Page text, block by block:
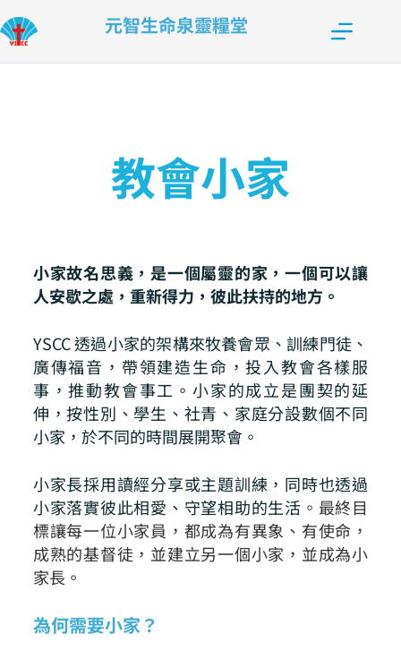
元智生命泉靈糧堂
教會小家
小家故名思義，是一個屬靈的家，一個可以讓
人安歇之處，重新得力，彼此扶持的地方。
YSCC 透過小家的架構來牧養會眾、訓練門徒、
廣傳福音，帶領建造生命，投入教會各樣服
事，推動教會事工。小家的成立是團契的延
伸，按性別、學生、社青、家庭分設數個不同
小家，於不同的時間展開聚會。
小家長採用讀經分享或主題訓練，同時也透過
小家落實彼此相愛、守望相助的生活 。最終目
標讓每一位小家員，都成為有異象、有使命，
成熟的基督徒，並建立另一個小家，並成為小
家長。
為何需要小家？